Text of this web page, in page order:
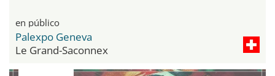
en público
Palexpo Geneva
Le Grand-Saconnex